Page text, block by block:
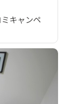
キャンペ